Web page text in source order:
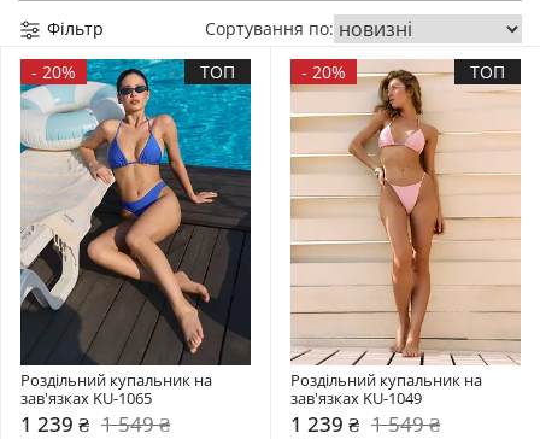
Фільтр
Сортування по:
- 20% ТОП
Роздільний купальник на
зав'язках KU-1065
1 239 ₴ 1 549 ₴
- 20% ТОП
Роздільний купальник на
зав'язках KU-1049
1 239 ₴ 1 549 ₴